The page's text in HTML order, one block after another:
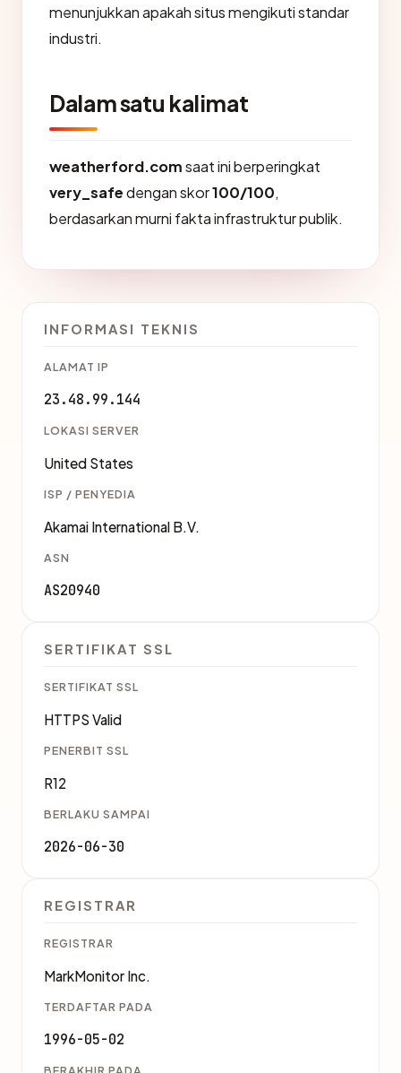
menunjukkan apakah situs mengikuti standar
industri.
Dalam satu kalimat
weatherford.comsaat ini berperingkat
very_safedengan skor100/100,
berdasarkan murni fakta infrastruktur publik.
INFORMASI TEKNIS
ALAMAT IP
23.48.99.144
LOKASI SERVER
United States
ISP / PENYEDIA
Akamai International B.V.
ASN
AS20940
SERTIFIKAT SSL
SERTIFIKAT SSL
HTTPS Valid
PENERBIT SSL
R12
BERLAKU SAMPAI
2026-06-30
REGISTRAR
REGISTRAR
MarkMonitor Inc.
TERDAFTAR PADA
1996-05-02